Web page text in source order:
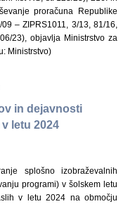
proračuna Republike
– ZIPRS1011, 3/13, 81/16,
23), objavlja Ministrstvo za
Ministrstvo)
in dejavnosti
letu 2024
splošno izobraževalnih
programi) v šolskem letu
v letu 2024 na območju